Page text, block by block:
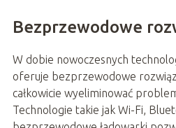
Bezprzewodowe
W dobie nowoczesnych
oferuje bezprzewodowe
całkowicie wyeliminować
Technologie takie jak Wi-Fi,